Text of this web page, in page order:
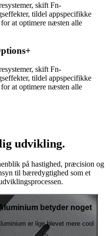
skift Fn-
tildel appspecifikke
at optimere næsten alle
skift Fn-
tildel appspecifikke
at optimere næsten alle
udvikling.
på hastighed, præcision og
til bæredygtighed som et
betyder noget
er lige blevet mere cool